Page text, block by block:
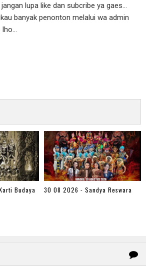
lupa like dan subcribe ya gaes...
banyak penonton melalui wa admin
Budaya 30 08 2026 - Sandya Reswara